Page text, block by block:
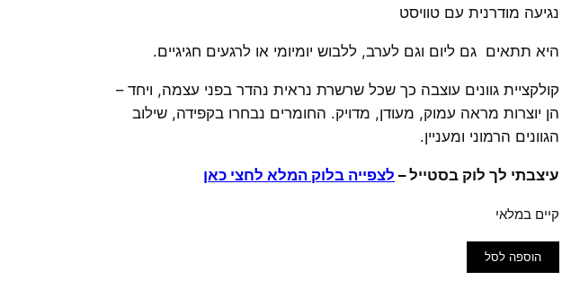
נגיעה מודרנית עם טוויסט
היא תתאים גם ליום וגם לערב, ללבוש יומיומי או לרגעים חגיגיים.
קולקציית גוונים עוצבה כך שכל שרשרת נראית נהדר בפני עצמה, ויחד –
הן יוצרות מראה עמוק, מעודן, מדויק. החומרים נבחרו בקפידה, שילוב
הגוונים הרמוני ומעניין.
עיצבתי לך לוק בסטייל – לצפייה בלוק המלא לחצי כאן
קיים במלאי
כמות
של
הוספה לסל